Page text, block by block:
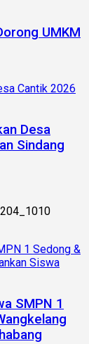
UMKM
Desa
Sindang
SMPN 1